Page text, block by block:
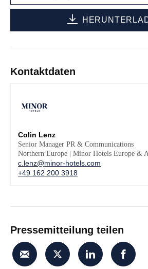
Kontaktdaten
Colin Lenz
Senior Manager PR & Communications
Northern Europe | Minor Hotels Europe &
c.lenz@minor-hotels.com
+49 162 200 3918
Pressemitteilung teilen